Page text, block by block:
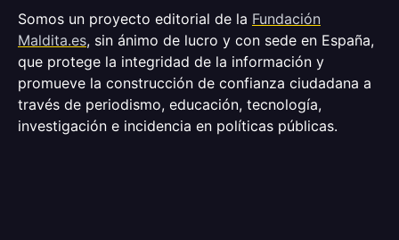
Somos un proyecto editorial de la Fundación
Maldita.es, sin ánimo de lucro y con sede en España,
que protege la integridad de la información y
promueve la construcción de confianza ciudadana a
través de periodismo, educación, tecnología,
investigación e incidencia en políticas públicas.